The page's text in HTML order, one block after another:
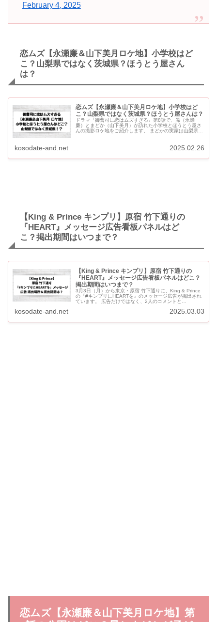
February 4, 2025
恋ムズ【永瀬廉＆山下美月ロケ地】小学校はど
こ？山梨県ではなく茨城県？ほうとう屋さん
は？
恋ムズ【永瀬廉＆山下美月ロケ地】小学校はど
こ？山梨県ではなく茨城県？ほうとう屋さんは？
ドラマ『御曹司に恋はムズすぎる』第8話で、昴（永瀬
廉）とまどか（山下美月）が訪れた小学校とほうとう屋さ
んの撮影ロケ地をご紹介します。 まどかの実家は山梨県と
kosodate-and.net 2025.02.26
【King & Prince キンプリ】原宿 竹下通りの
『HEART』メッセージ広告看板パネルはど
こ？掲出期間はいつまで？
【King & Prince キンプリ】原宿 竹下通りの
『HEART』メッセージ広告看板パネルはどこ？
掲出期間はいつまで？
3月3日（月）から東京・原宿 竹下通りに、King & Prince
の『#キンプリにHEARTを』のメッセージ広告が掲出され
ています。 広告だけではなく、2人のコメントと
kosodate-and.net 2025.03.03
恋ムズ【永瀬廉＆山下美月ロケ地】第